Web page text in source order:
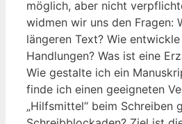
möglich, aber nicht
widmen wir uns den Fragen:
längeren Text? Wie
Handlungen? Was ist eine
Wie gestalte ich ein
finde ich einen geeigneten
„Hilfsmittel“ beim Schreiben